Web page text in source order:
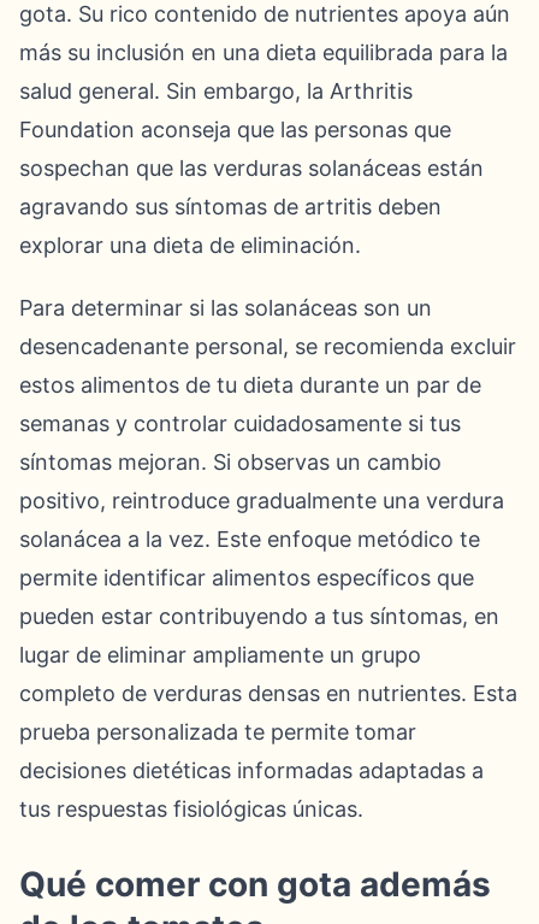
gota. Su rico contenido de nutrientes apoya aún
más su inclusión en una dieta equilibrada para la
salud general. Sin embargo, la Arthritis
Foundation aconseja que las personas que
sospechan que las verduras solanáceas están
agravando sus síntomas de artritis deben
explorar una dieta de eliminación.
Para determinar si las solanáceas son un
desencadenante personal, se recomienda excluir
estos alimentos de tu dieta durante un par de
semanas y controlar cuidadosamente si tus
síntomas mejoran. Si observas un cambio
positivo, reintroduce gradualmente una verdura
solanácea a la vez. Este enfoque metódico te
permite identificar alimentos específicos que
pueden estar contribuyendo a tus síntomas, en
lugar de eliminar ampliamente un grupo
completo de verduras densas en nutrientes. Esta
prueba personalizada te permite tomar
decisiones dietéticas informadas adaptadas a
tus respuestas fisiológicas únicas.
Qué comer con gota además